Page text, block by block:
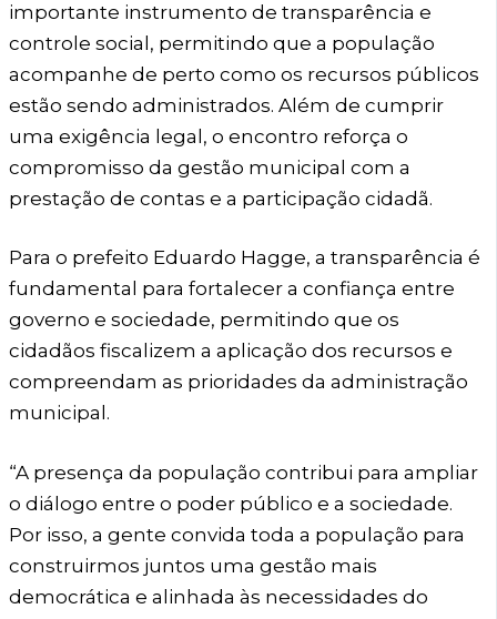
importante instrumento de transparência e
controle social, permitindo que a população
acompanhe de perto como os recursos públicos
estão sendo administrados. Além de cumprir
uma exigência legal, o encontro reforça o
compromisso da gestão municipal com a
prestação de contas e a participação cidadã.
Para o prefeito Eduardo Hagge, a transparência é
fundamental para fortalecer a confiança entre
governo e sociedade, permitindo que os
cidadãos fiscalizem a aplicação dos recursos e
compreendam as prioridades da administração
municipal.
“A presença da população contribui para ampliar
o diálogo entre o poder público e a sociedade.
Por isso, a gente convida toda a população para
construirmos juntos uma gestão mais
democrática e alinhada às necessidades do